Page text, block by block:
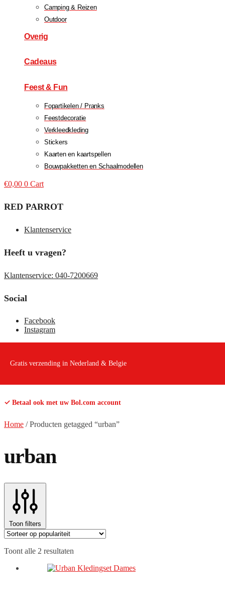
Camping & Reizen
Outdoor
Overig
Cadeaus
Feest & Fun
Fopartikelen / Pranks
Feestdecoratie
Verkleedkleding
Stickers
Kaarten en kaartspellen
Bouwpakketten en Schaalmodellen
€0,00 0 Cart
RED PARROT
Klantenservice
Heeft u vragen?
Klantenservice: 040-7200669
Social
Facebook
Instagram
Gratis verzending in Nederland & Belgie
✓ Betaal ook met uw Bol.com account
Home /Producten getagged “urban”
urban
Toon filters
Toont alle 2 resultaten
populariteit